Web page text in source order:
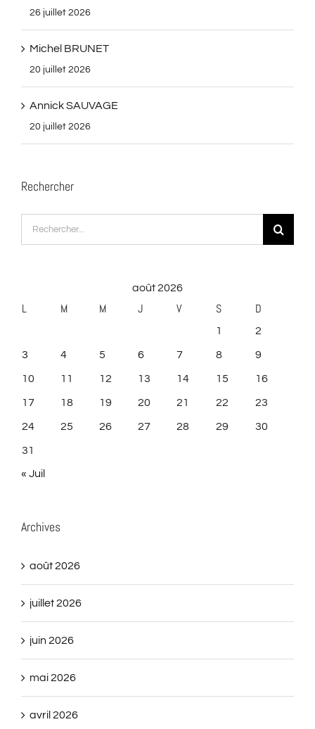
26 juillet 2026
Michel BRUNET
20 juillet 2026
Annick SAUVAGE
20 juillet 2026
Rechercher
Rechercher:
août 2026
L M M J V S D
1 2
3 4 5 6 7 8 9
10 11 12 13 14 15 16
17 18 19 20 21 22 23
24 25 26 27 28 29 30
31
« Juil
Archives
août 2026
juillet 2026
juin 2026
mai 2026
avril 2026